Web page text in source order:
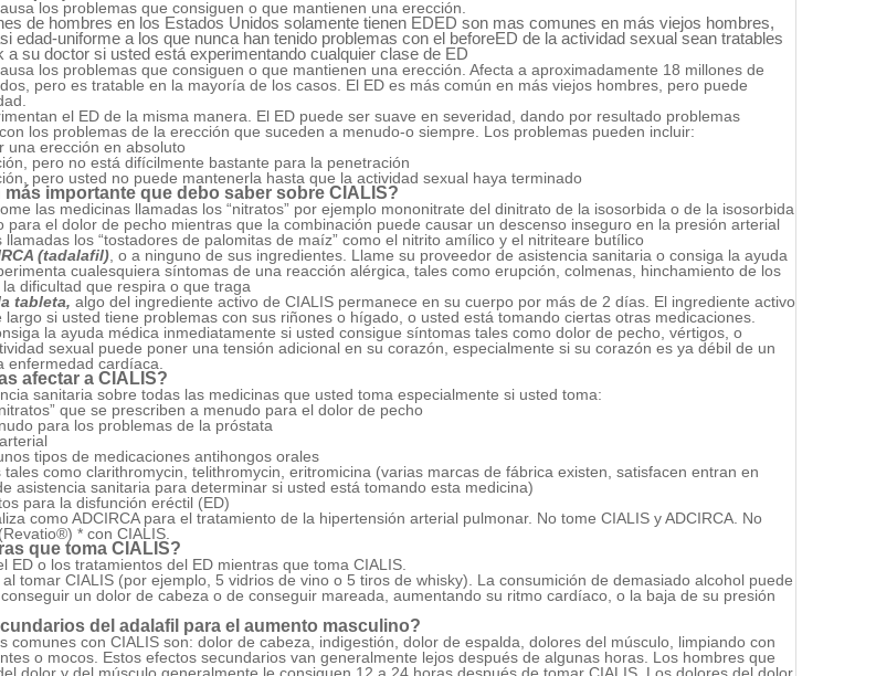
los problemas que consiguen o que mantienen una erección.
de hombres en los Estados Unidos solamente tienen EDED son mas comunes en más viejos hombres,
edad-uniforme a los que nunca han tenido problemas con el beforeED de la actividad sexual sean tratables
a su doctor si usted está experimentando cualquier clase de ED
los problemas que consiguen o que mantienen una erección. Afecta a aproximadamente 18 millones de
pero es tratable en la mayoría de los casos. El ED es más común en más viejos hombres, pero puede
el ED de la misma manera. El ED puede ser suave en severidad, dando por resultado problemas
los problemas de la erección que suceden a menudo-o siempre. Los problemas pueden incluir:
una erección en absoluto
pero no está difícilmente bastante para la penetración
pero usted no puede mantenerla hasta que la actividad sexual haya terminado
importante que debo saber sobre CIALIS?
las medicinas llamadas los “nitratos” por ejemplo mononitrate del dinitrato de la isosorbida o de la isosorbida
para el dolor de pecho mientras que la combinación puede causar un descenso inseguro en la presión arterial
los “tostadores de palomitas de maíz” como el nitrito amílico y el nitriteare butílico
(tadalafil) , o a ninguno de sus ingredientes. Llame su proveedor de asistencia sanitaria o consiga la ayuda
cualesquiera síntomas de una reacción alérgica, tales como erupción, colmenas, hinchamiento de los
dificultad que respira o que traga
tableta, algo del ingrediente activo de CIALIS permanece en su cuerpo por más de 2 días. El ingrediente activo
si usted tiene problemas con sus riñones o hígado, o usted está tomando ciertas otras medicaciones.
la ayuda médica inmediatamente si usted consigue síntomas tales como dolor de pecho, vértigos, o
sexual puede poner una tensión adicional en su corazón, especialmente si su corazón es ya débil de un
enfermedad cardíaca.
afectar a CIALIS?
sanitaria sobre todas las medicinas que usted toma especialmente si usted toma:
que se prescriben a menudo para el dolor de pecho
para los problemas de la próstata
tipos de medicaciones antihongos orales
como clarithromycin, telithromycin, eritromicina (varias marcas de fábrica existen, satisfacen entran en
asistencia sanitaria para determinar si usted está tomando esta medicina)
para la disfunción eréctil (ED)
como ADCIRCA para el tratamiento de la hipertensión arterial pulmonar. No tome CIALIS y ADCIRCA. No
* con CIALIS.
que toma CIALIS?
ED o los tratamientos del ED mientras que toma CIALIS.
tomar CIALIS (por ejemplo, 5 vidrios de vino o 5 tiros de whisky). La consumición de demasiado alcohol puede
un dolor de cabeza o de conseguir mareada, aumentando su ritmo cardíaco, o la baja de su presión
del adalafil para el aumento masculino?
comunes con CIALIS son: dolor de cabeza, indigestión, dolor de espalda, dolores del músculo, limpiando con
o mocos. Estos efectos secundarios van generalmente lejos después de algunas horas. Los hombres que